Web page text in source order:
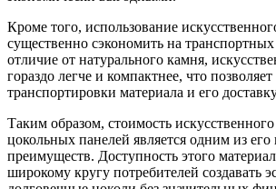
Кроме того, использование
существенно сэкономить на
отличие от натурального камня,
гораздо легче и компактнее, что
транспортировки материала и его
Таким образом, стоимость
цокольных панелей является одним из его
преимуществ. Доступность этого
широкому кругу потребителей создавать